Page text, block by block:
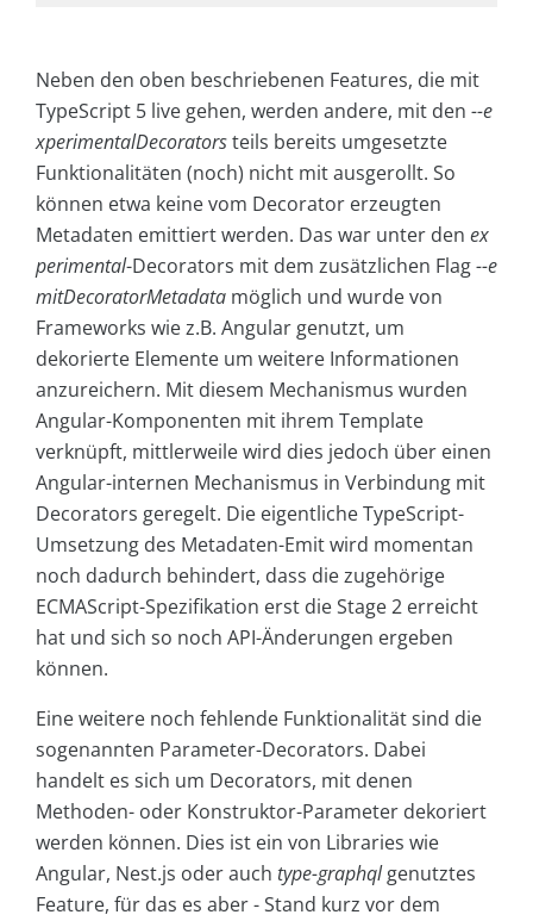
Neben den oben beschriebenen Features, die mit
TypeScript 5 live gehen, werden andere, mit den --e
xperimentalDecoratorsteils bereits umgesetzte
Funktionalitäten (noch) nicht mit ausgerollt. So
können etwa keine vom Decorator erzeugten
Metadaten emittiert werden. Das war unter den ex
perimental-Decorators mit dem zusätzlichen Flag--e
mitDecoratorMetadata möglich und wurde von
Frameworks wie z.B. Angular genutzt, um
dekorierte Elemente um weitere Informationen
anzureichern. Mit diesem Mechanismus wurden
Angular-Komponenten mit ihrem Template
verknüpft, mittlerweile wird dies jedoch über einen
Angular-internen Mechanismus in Verbindung mit
Decorators geregelt. Die eigentliche TypeScript-
Umsetzung des Metadaten-Emit wird momentan
noch dadurch behindert, dass die zugehörige
ECMAScript-Spezifikation erst die Stage 2 erreicht
hat und sich so noch API-Änderungen ergeben
können.
Eine weitere noch fehlende Funktionalität sind die
sogenannten Parameter-Decorators. Dabei
handelt es sich um Decorators, mit denen
Methoden- oder Konstruktor-Parameter dekoriert
werden können. Dies ist ein von Libraries wie
Angular, Nest.js oder auch type-graphqlgenutztes
Feature, für das es aber - Stand kurz vor dem